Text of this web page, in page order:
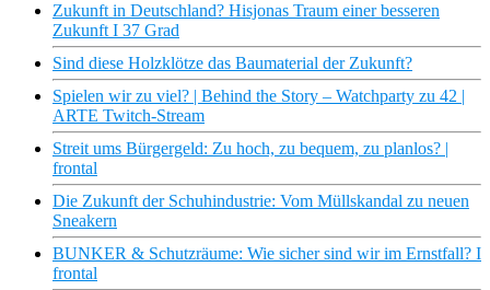
Zukunft in Deutschland? Hisjonas Traum einer besseren
Zukunft I 37 Grad
Sind diese Holzklötze das Baumaterial der Zukunft?
Spielen wir zu viel? | Behind the Story – Watchparty zu 42 |
ARTE Twitch-Stream
Streit ums Bürgergeld: Zu hoch, zu bequem, zu planlos? |
frontal
Die Zukunft der Schuhindustrie: Vom Müllskandal zu neuen
Sneakern
BUNKER & Schutzräume: Wie sicher sind wir im Ernstfall? I
frontal